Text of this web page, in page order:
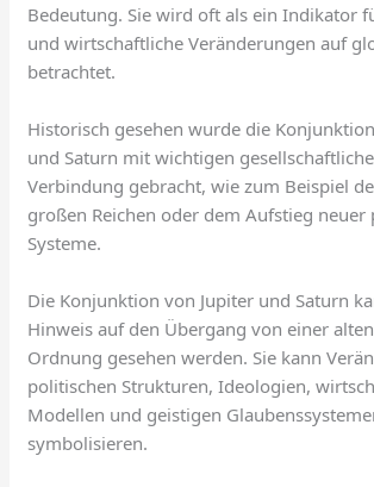
Bedeutung. Sie wird oft als ein Indikator
und wirtschaftliche Veränderungen auf
betrachtet.
Historisch gesehen wurde die
und Saturn mit wichtigen
Verbindung gebracht, wie zum Beispiel
großen Reichen oder dem Aufstieg neuer
Systeme.
Die Konjunktion von Jupiter und Saturn
Hinweis auf den Übergang von einer
Ordnung gesehen werden. Sie kann
politischen Strukturen, Ideologien,
Modellen und geistigen
symbolisieren.